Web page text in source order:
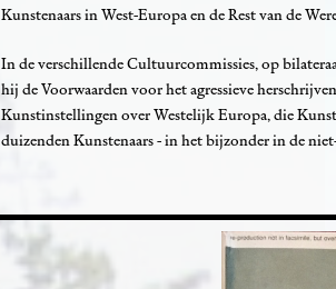
Kunstenaars in West-Europa en de Rest van de
In de verschillende Cultuurcommissies, op
hij de Voorwaarden voor het agressieve
Kunstinstellingen over Westelijk Europa, die
duizenden Kunstenaars - in het bijzonder in de